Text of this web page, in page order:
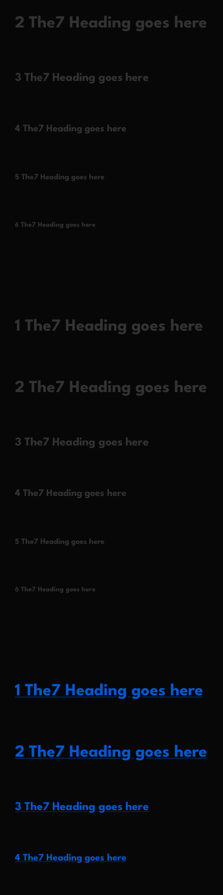
2 The7 Heading goes here
3 The7 Heading goes here
4 The7 Heading goes here
5 The7 Heading goes here
6 The7 Heading goes here
1 The7 Heading goes here
2 The7 Heading goes here
3 The7 Heading goes here
4 The7 Heading goes here
5 The7 Heading goes here
6 The7 Heading goes here
1 The7 Heading goes here
2 The7 Heading goes here
3 The7 Heading goes here
4 The7 Heading goes here